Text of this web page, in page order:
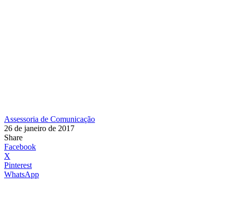
Assessoria de Comunicação
26 de janeiro de 2017
Share
Facebook
X
Pinterest
WhatsApp